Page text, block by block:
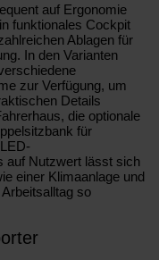
auf Ergonomie
funktionales Cockpit
Ablagen für
In den Varianten
zur Verfügung, um
Details
die optionale
für
auf Nutzwert lässt sich
einer Klimaanlage und
so